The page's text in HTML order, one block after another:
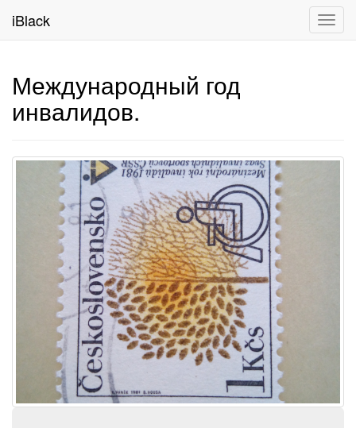
iBlack
Международный год
инвалидов.